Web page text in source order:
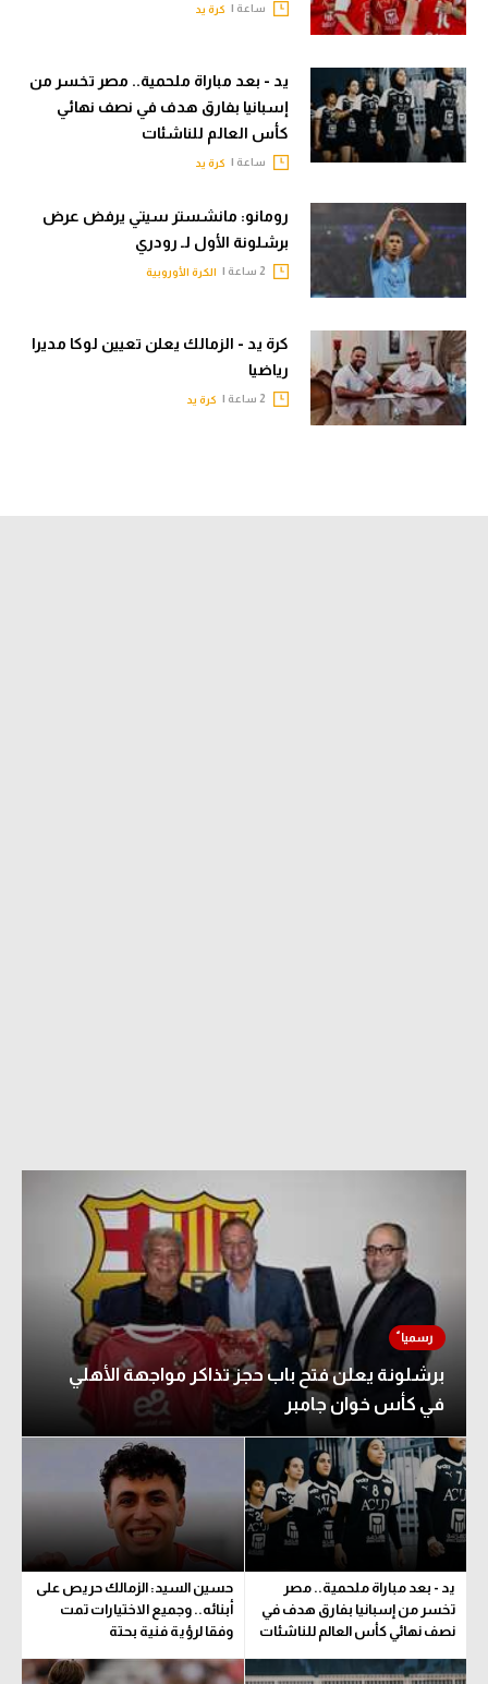
ساعة | كرة يد
يد - بعد مباراة ملحمية.. مصر تخسر من
إسبانيا بفارق هدف في نصف نهائي
كأس العالم للناشئات
ساعة | كرة يد
رومانو: مانشستر سيتي يرفض عرض
برشلونة الأول لـ رودري
الكرة الأوروبية
كرة يد - الزمالك يعلن تعيين لوكا مديرا
رياضيا
كرة يد
برشلونة يعلن فتح باب حجز تذاكر مواجهة الأهلي
في كأس خوان جامبر
يد - بعد مباراة ملحمية.. مصر
تخسر من إسبانيا بفارق هدف في
نصف نهائي كأس العالم للناشئات
حسين السيد: الزمالك حريص على
أبنائه.. وجميع الاختيارات تمت
وفقا لرؤية فنية بحتة